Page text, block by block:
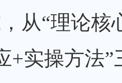
从“理论核
+实操方法”